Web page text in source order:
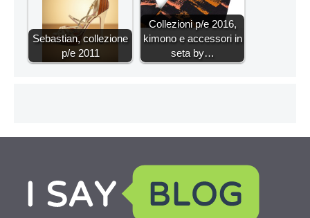
Sebastian, collezione
p/e 2011
Collezioni p/e 2016,
kimono e accessori in
seta by…